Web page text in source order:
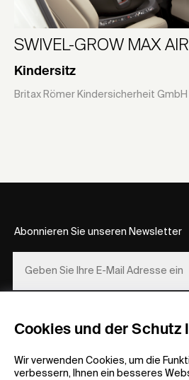
Cookies und der Schutz
Wir verwenden Cookies, um die
verbessern, Ihnen ein besseres
SWIVEL-GROW MAX AIR
Kindersitz
Britax Römer Kindersicherheit GmbH
Abonnieren Sie unseren Newsletter
REGISTRIEREN